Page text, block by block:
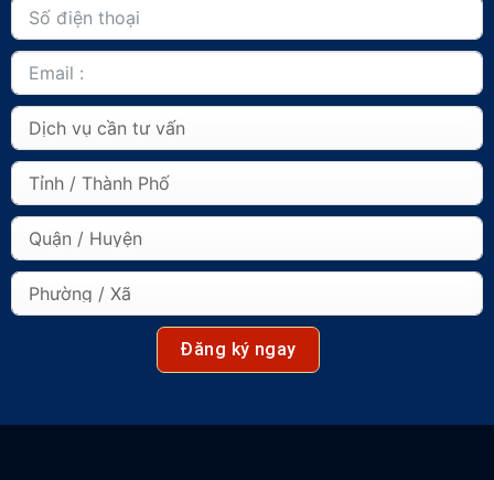
Đăng ký ngay